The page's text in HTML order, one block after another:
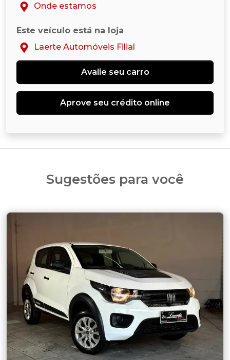
Onde estamos
Este veículo está na loja
Laerte Automóveis Filial
Avalie seu carro
Aprove seu crédito online
Sugestões para você